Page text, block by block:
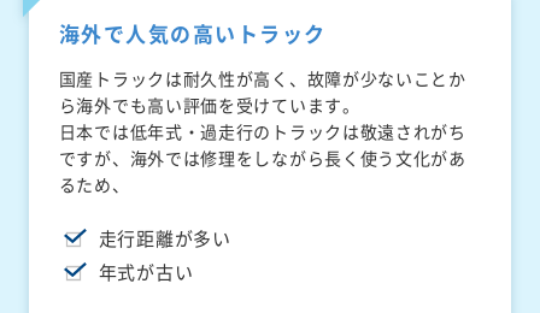
海外で人気の高いトラック
国産トラックは耐久性が高く、故障が少ないことか
ら海外でも高い評価を受けています。
日本では低年式・過走行のトラックは敬遠されがち
ですが、海外では修理をしながら長く使う文化があ
るため、
走行距離が多い
年式が古い